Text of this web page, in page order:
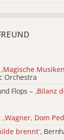
„Magische Musiken
Orchestra
Flops – „Bilanz
„Wagner, Dom
brennt“,